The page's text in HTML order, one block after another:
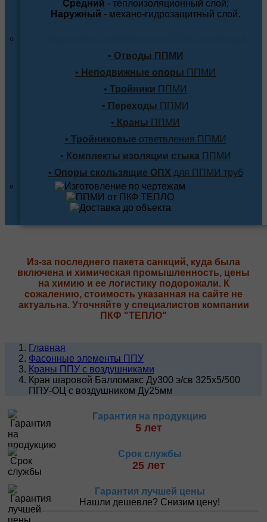
Средний - теплоизоляционный слой;
Наружный - механо-гидрозащитный слой.
• Отводы ППМИ
• Неподвижные опоры ППМИ
• Тройники ППМИ
• Переходы ППМИ
• Краны ППМИ
• Тройниковые ответвления ППМИ
• Комплекты изоляции стыкаППМИ
• Опоры скользящие ОПХ для ППМИ труб
Из-за последнего пакета санкций, куда была
включена и химическая промышленность, цены
на химию и ее логистику подорожали. К
сожалению, стоимость указанная на сайте не
актуальна. Уточняйте у специалистов компании
ПКФ "ТЕПЛО"
Главная
Фасонные элементы ППУ
Краны ППУ с воздушниками
Кран шаровой Балломакс Ду300 э/св 325х5/500
ППУ-ОЦ с воздушником Ду25мм
Гарантия на продукцию
5 лет
Срок службы
25 лет
Гарантия лучшей цены
Нашли дешевле? Снизим цену!